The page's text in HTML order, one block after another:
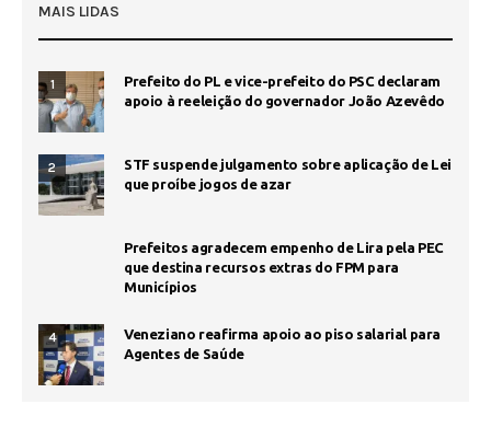
MAIS LIDAS
1
Prefeito do PL e vice-prefeito do PSC declaram
apoio à reeleição do governador João Azevêdo
2
STF suspende julgamento sobre aplicação de Lei
que proíbe jogos de azar
Prefeitos agradecem empenho de Lira pela PEC
que destina recursos extras do FPM para
Municípios
4
Veneziano reafirma apoio ao piso salarial para
Agentes de Saúde